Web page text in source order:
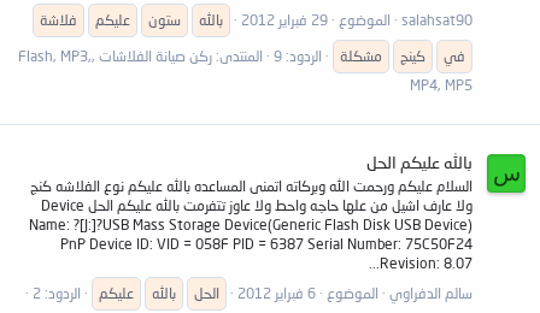
salahsat90
الموضوع 29 فبراير 2012 بالله ستون عليكم
فلاشة
في
كينج مشكلة الردود: 9 المنتدى:
ركن صيانة الفلاشات ,Flash, MP3,
MP4, MP5
س بالله عليكم الحل
السلام عليكم ورحمت الله وبركاته اتمنى المساعده بالله عليكم نوع الفلاشه كنج
ولا عارف اشيل من علها حاجه واحط ولا عاوز تتفرمت بالله عليكم الحل Device
Name: ?[J:]?USB Mass Storage Device(Generic Flash Disk USB Device)
PnP Device ID: VID = 058F PID = 6387 Serial Number: 75C50F24
Revision: 8.07...
سالم الدفراوي
الموضوع 6 فبراير 2012 الحل بالله عليكم الردود: 2